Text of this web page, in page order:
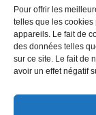
Pour offrir les
telles que les cookies
appareils. Le fait de
des données telles
sur ce site. Le fait de
avoir un effet négatif
Golden
Duel
National